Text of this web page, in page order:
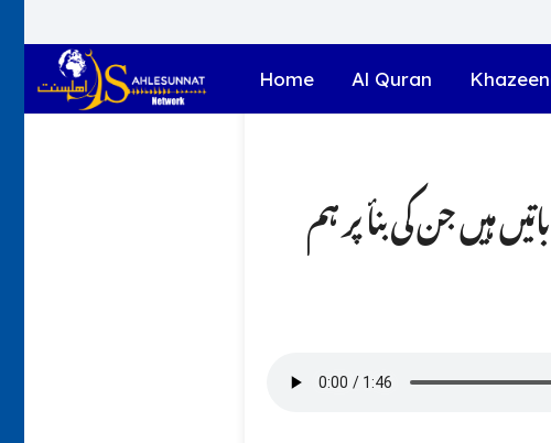
Home Al Quran
ہیں جن کی بنأ پر ہم